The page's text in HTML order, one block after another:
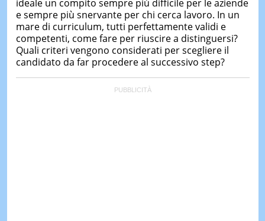
ideale un compito sempre più difficile per le aziende
e sempre più snervante per chi cerca lavoro. In un
mare di curriculum, tutti perfettamente validi e
competenti, come fare per riuscire a distinguersi?
Quali criteri vengono considerati per scegliere il
candidato da far procedere al successivo step?